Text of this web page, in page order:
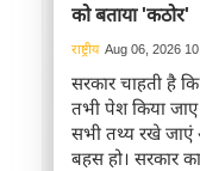
को बताया 'कठोर'
राष्ट्रीय Aug 06, 2026
सरकार चाहती है
तभी पेश किया
सभी तथ्य रखे
बहस हो। सरकार